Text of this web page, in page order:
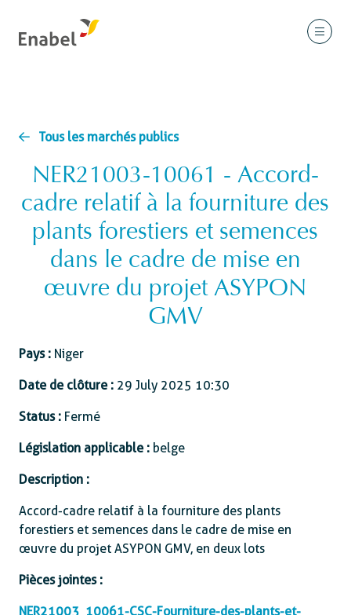
Tous les marchés publics
NER21003-10061 - Accord-
cadre relatif à la fourniture des
plants forestiers et semences
dans le cadre de mise en
œuvre du projet ASYPON
GMV
Pays : Niger
Date de clôture : 29 July 2025 10:30
Status : Fermé
Législation applicable : belge
Description :
Accord-cadre relatif à la fourniture des plants
forestiers et semences dans le cadre de mise en
œuvre du projet ASYPON GMV, en deux lots
Pièces jointes :
NER21003_10061-CSC-Fourniture-des-plants-et-